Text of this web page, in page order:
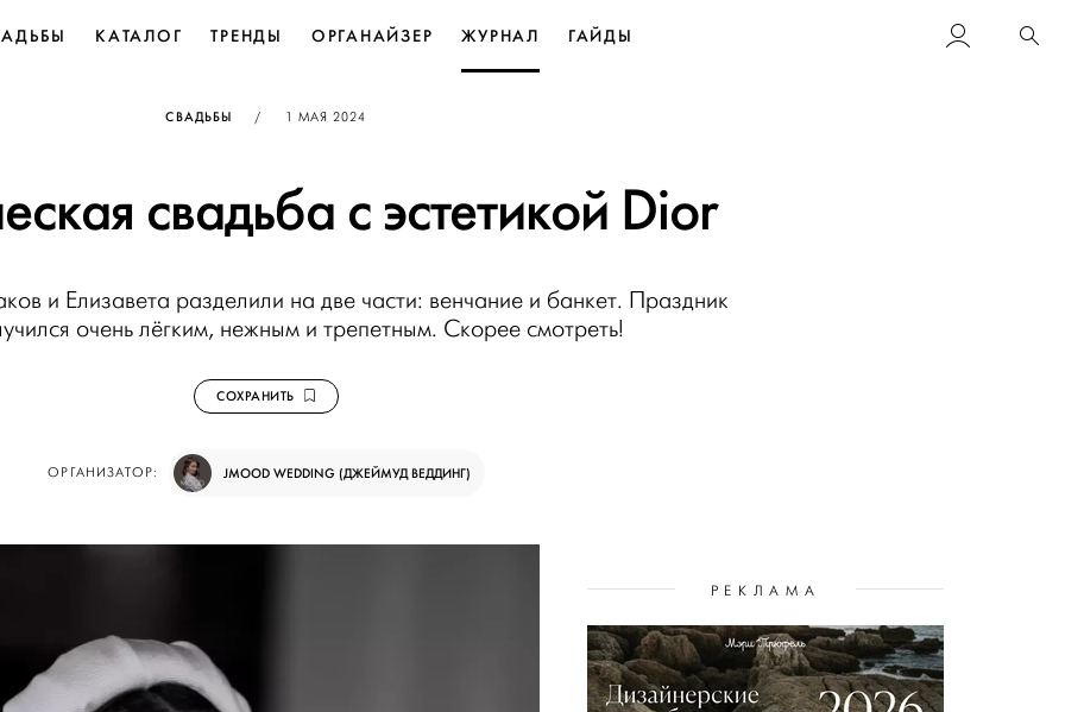
КАТАЛОГ ТРЕНДЫ ОРГАНАЙЗЕР ЖУРНАЛ ГАЙДЫ
СВАДЬБЫ / ОПУБЛИКОВАНО
1 МАЯ 2024
свадьба с эстетикой Dior
и Елизавета разделили на две части: венчание и банкет. Праздник
очень лёгким, нежным и трепетным. Скорее смотреть!
СОХРАНИТЬ
ОРГАНИЗАТОР: JMOOD WEDDING (ДЖЕЙМУД ВЕДДИНГ)
РЕКЛАМА